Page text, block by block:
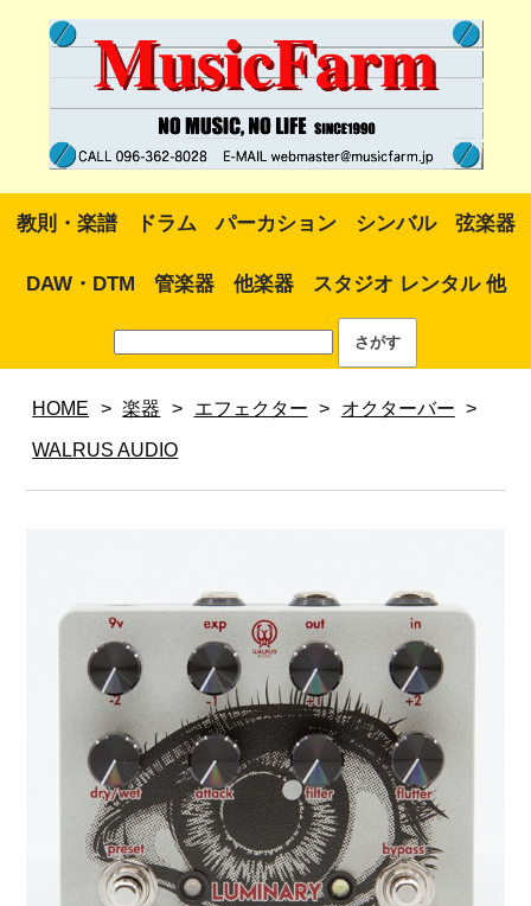
教則・楽譜 ドラム パーカション シンバル 弦楽器
DAW・DTM 管楽器 他楽器 スタジオ レンタル 他
HOME > 楽器 > エフェクター > オクターバー >
WALRUS AUDIO